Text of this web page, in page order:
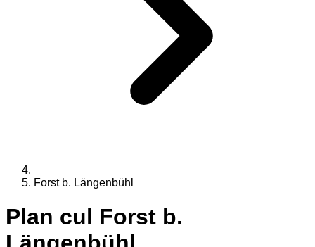
Forst b. Längenbühl
Plan cul Forst b.